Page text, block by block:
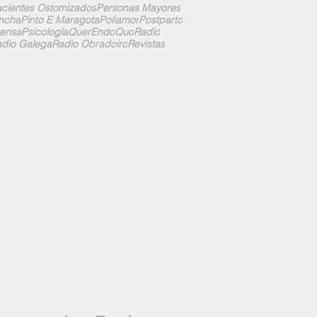
OstomizadosPersonas Mayores
Pinto E MaragotaPoliamorPostparto
PsicologíaQuerEndoQuoRadio
GalegaRadio ObradoiroRevistas